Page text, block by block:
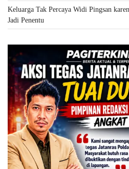
Keluarga Tak Percaya Widi Pingsan
Jadi Penentu